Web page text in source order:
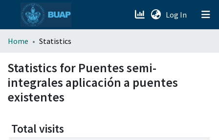
Log In (current)
menu.section.about_menu
All of DSpace
Home Statistics
Statistics for Puentes semi-
integrales aplicación a puentes
existentes
Total visits